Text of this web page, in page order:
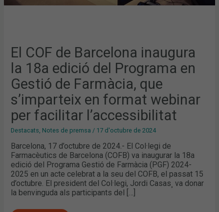
El COF de Barcelona inaugura
la 18a edició del Programa en
Gestió de Farmàcia, que
s’imparteix en format webinar
per facilitar l’accessibilitat
Destacats, Notes de premsa / 17 d'octubre de 2024
Barcelona, 17 d’octubre de 2024.- El Col·legi de
Farmacèutics de Barcelona (COFB) va inaugurar la 18a
edició del Programa Gestió de Farmàcia (PGF) 2024-
2025 en un acte celebrat a la seu del COFB, el passat 15
d’octubre. El president del Col·legi, Jordi Casas¸ va donar
la benvinguda als participants del […]
FORMAT